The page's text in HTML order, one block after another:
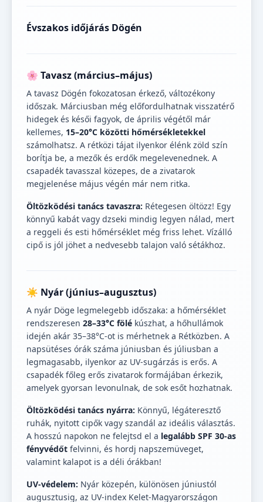
Évszakos időjárás Dögén
🌸 Tavasz (március–május)
A tavasz Dögén fokozatosan érkező, változékony
időszak. Márciusban még előfordulhatnak visszatérő
hidegek és késői fagyok, de április végétől már
kellemes, 15–20°C közötti hőmérsékletekkel
számolhatsz. A rétközi tájat ilyenkor élénk zöld szín
borítja be, a mezők és erdők megelevenednek. A
csapadék tavasszal közepes, de a zivatarok
megjelenése május végén már nem ritka.
Öltözködési tanács tavaszra: Rétegesen öltözz! Egy
könnyű kabát vagy dzseki mindig legyen nálad, mert
a reggeli és esti hőmérséklet még friss lehet. Vízálló
cipő is jól jöhet a nedvesebb talajon való sétákhoz.
☀️ Nyár (június–augusztus)
A nyár Döge legmelegebb időszaka: a hőmérséklet
rendszeresen 28–33°C fölé kúszhat, a hőhullámok
idején akár 35–38°C-ot is mérhetnek a Rétközben. A
napsütéses órák száma júniusban és júliusban a
legmagasabb, ilyenkor az UV-sugárzás is erős. A
csapadék főleg erős zivatarok formájában érkezik,
amelyek gyorsan levonulnak, de sok esőt hozhatnak.
Öltözködési tanács nyárra: Könnyű, légáteresztő
ruhák, nyitott cipők vagy szandál az ideális választás.
A hosszú napokon ne felejtsd el a legalább SPF 30-as
fényvédőt felvinni, és hordj napszemüveget,
valamint kalapot is a déli órákban!
UV-védelem: Nyár közepén, különösen júniustól
augusztusig, az UV-index Kelet-Magyarországon